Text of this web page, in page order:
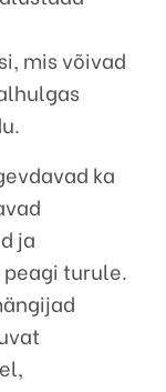
mis võivad
ka
ja
turule.